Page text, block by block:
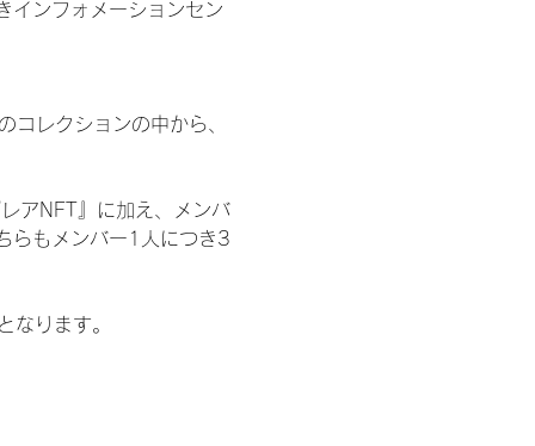
インフォメーションセン
レクションの中から、
アNFT』に加え、メンバ
らもメンバー1人につき3
なります。